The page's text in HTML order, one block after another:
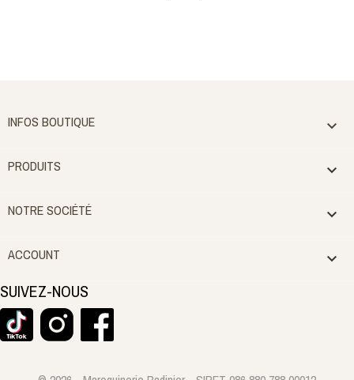
INFOS BOUTIQUE 
PRODUITS 
NOTRE SOCIÉTÉ 
ACCOUNT 
SUIVEZ-NOUS